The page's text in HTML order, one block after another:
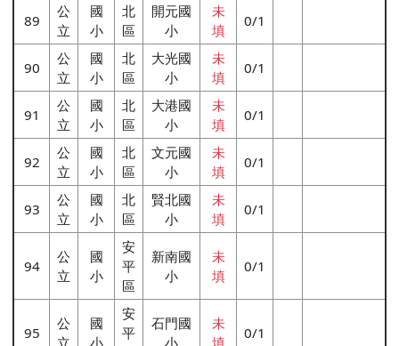
89
公
立
國
小
北
區
開元國
小
未
填
0/1
90
公
立
國
小
北
區
大光國
小
未
填
0/1
91
公
立
國
小
北
區
大港國
小
未
填
0/1
92
公
立
國
小
北
區
文元國
小
未
填
0/1
93
公
立
國
小
北
區
賢北國
小
未
填
0/1
94
公
立
國
小
安
平
區
新南國
小
未
填
0/1
95
公
立
國
小
安
平
石門國
小
未
填
0/1